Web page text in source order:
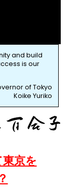
and build
is our
of Tokyo
Koike Yuriko
京を